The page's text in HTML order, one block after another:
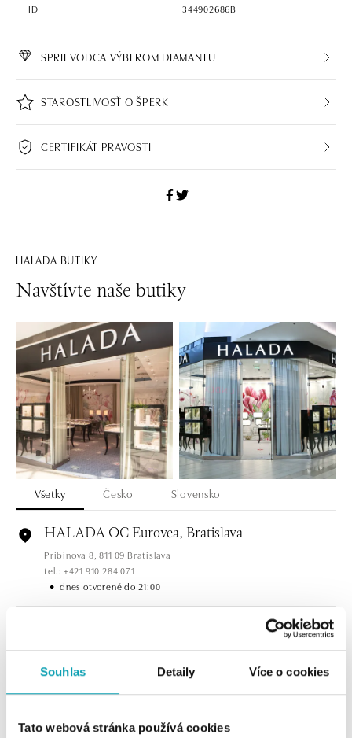
Souhlas Detaily Více o cookies
Tato webová stránka používá cookies
ID
344902686B
SPRIEVODCA VÝBEROM DIAMANTU
STAROSTLIVOSŤ O ŠPERK
CERTIFIKÁT PRAVOSTI
HALADA BUTIKY
Navštívte naše butiky
Všetky Česko Slovensko
HALADA OC Eurovea, Bratislava
Pribinova 8, 811 09 Bratislava
tel.: +421 910 284 071
dnes otvorené do 21:00
Ivanská cesta 16, 821 04 Bratislava
tel.: +421 917 090 372
Halada OC Aupark, Bratislava